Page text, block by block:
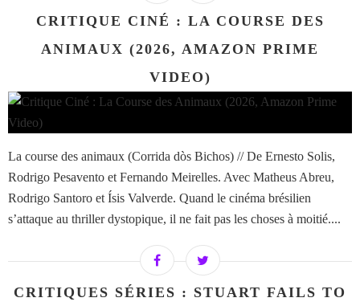
CRITIQUE CINÉ : LA COURSE DES
ANIMAUX (2026, AMAZON PRIME
VIDEO)
La course des animaux (Corrida dòs Bichos) // De Ernesto Solis,
Rodrigo Pesavento et Fernando Meirelles. Avec Matheus Abreu,
Rodrigo Santoro et Ísis Valverde. Quand le cinéma brésilien
s’attaque au thriller dystopique, il ne fait pas les choses à moitié....
CRITIQUES SÉRIES : STUART FAILS TO